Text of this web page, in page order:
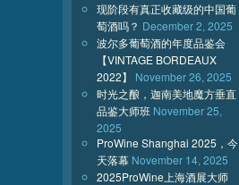
现阶段有真正收藏级的中国葡
萄酒吗？ December 2, 2025
波尔多葡萄酒的年度品鉴会
【VINTAGE BORDEAUX
2022】
November 26, 2025
时光之酿，迦南美地魔方垂直
品鉴大师班 November 25,
2025
ProWine Shanghai 2025，今
天落幕 November 14, 2025
2025ProWine上海酒展大师